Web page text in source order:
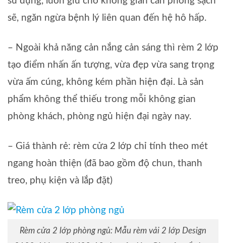
sẽ, ngăn ngừa bệnh lý liên quan đến hệ hô hấp.
– Ngoài khả năng cản nắng cản sáng thì rèm 2 lớp
tạo điểm nhấn ấn tượng, vừa đẹp vừa sang trọng
vừa ấm cúng, không kém phần hiện đại. Là sản
phẩm không thể thiếu trong mỗi không gian
phòng khách, phòng ngủ hiện đại ngày nay.
– Giá thành rẻ: rèm cửa 2 lớp chỉ tính theo mét
ngang hoàn thiện (đã bao gồm độ chun, thanh
treo, phụ kiện và lắp đặt)
Rèm cửa 2 lớp phòng ngủ: Mẫu rèm vải 2 lớp Design